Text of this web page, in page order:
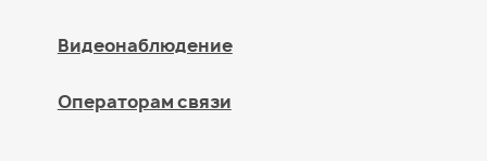
Видеонаблюдение
Операторам связи